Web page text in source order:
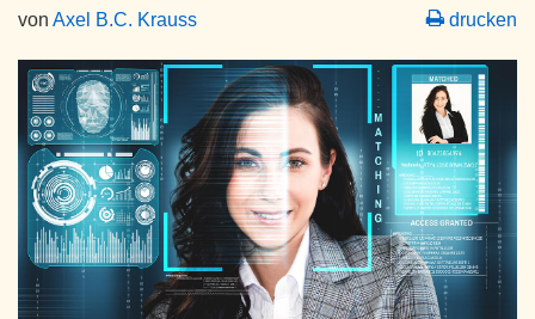
von Axel B.C. Krauss drucken